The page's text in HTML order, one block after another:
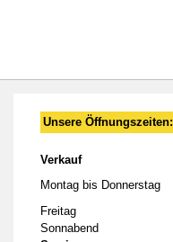
Unsere Öffnungszeiten:
Verkauf
Montag bis Donnerstag
Freitag
Sonnabend